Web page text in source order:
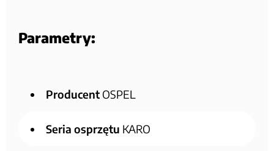
Parametry:
Producent OSPEL
Seria osprzętu KARO